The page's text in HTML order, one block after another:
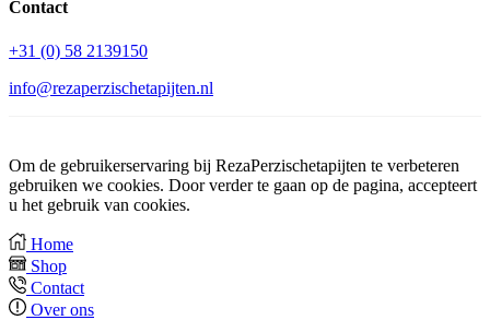
Contact
+31 (0) 58 2139150
info@rezaperzischetapijten.nl
Om de gebruikerservaring bij RezaPerzischetapijten te verbeteren
gebruiken we cookies. Door verder te gaan op de pagina, accepteert
u het gebruik van cookies.
Home
Shop
Contact
Over ons